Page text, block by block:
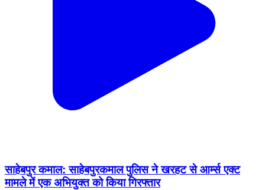
साहेबपुर कमाल: साहेबपुरकमाल पुलिस ने खरहट से आर्म्स एक्ट
मामले में एक अभियुक्त को किया गिरफ्तार